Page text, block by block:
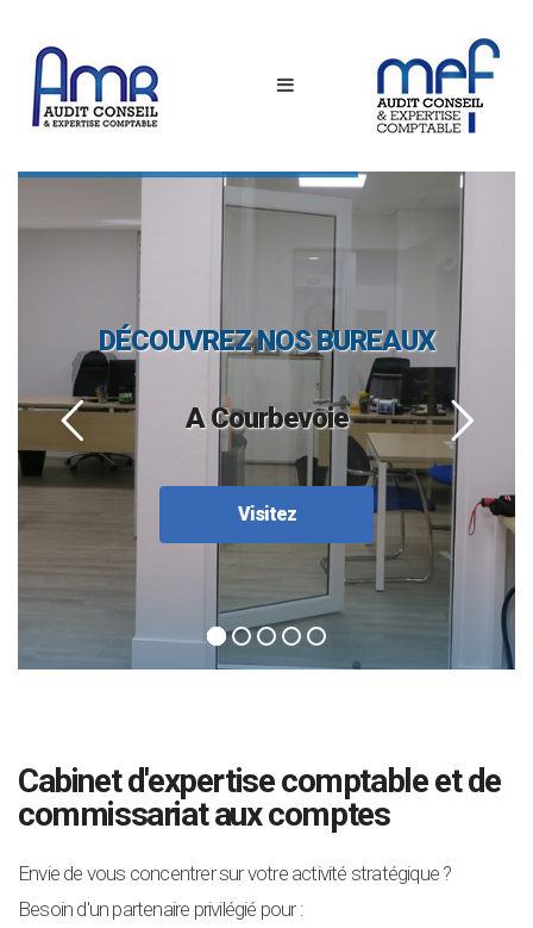
DÉCOUVREZ NOSBUREAUX
A Courbevoie
Visitez
Cabinet d'expertise comptable et de
commissariat aux comptes
Envie de vous concentrer sur votre activité stratégique ?
Besoin d'un partenaire privilégié pour :